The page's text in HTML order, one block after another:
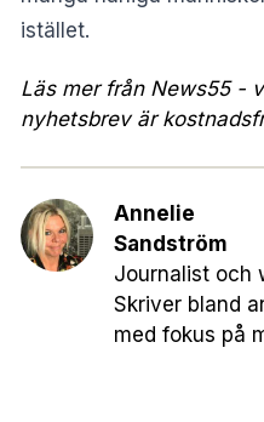
istället.
Läs mer från News55 -
nyhetsbrev är
Annelie
Sandström
Journalist och
Skriver bland
med fokus på